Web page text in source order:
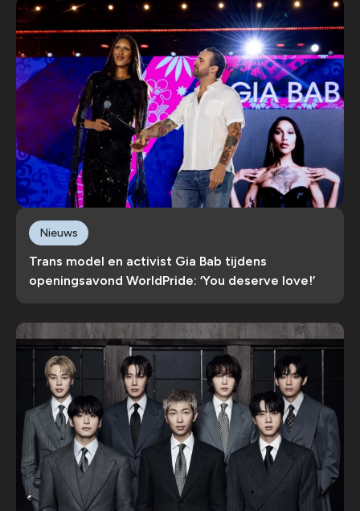
Trans model en activist Gia Bab tijdens
openingsavond WorldPride: ‘You deserve love!’
Nieuws